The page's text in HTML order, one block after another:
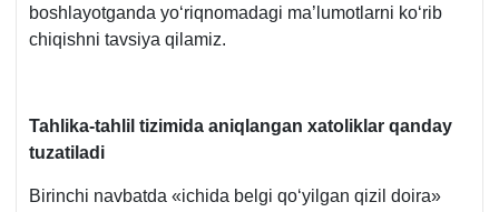
boshlayotganda yoʻriqnomadagi ma’lumotlarni koʻrib
chiqishni tavsiya qilamiz.
Tahlika-tahlil tizimida aniqlangan хatoliklar qanday
tuzatiladi
Birinchi navbatda «ichida belgi qoʻyilgan qizil doira»